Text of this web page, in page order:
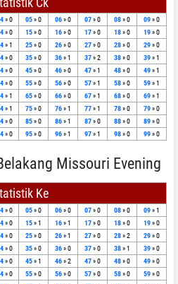
» 0 05» 0 06» 0 07» 0 08» 0 09» 0
» 0 15» 0 16» 0 17» 0 18» 0 19» 0
» 1 25» 0 26» 0 27» 0 28» 0 29» 0
» 0 35» 0 36» 1 37» 2 38» 0 39» 1
» 0 45» 0 46» 0 47» 1 48» 0 49» 1
» 0 55» 0 56» 0 57» 1 58» 0 59» 1
» 1 65» 0 66» 0 67» 1 68» 0 69» 1
» 1 75» 0 76» 1 77» 1 78» 0 79» 0
» 0 85» 0 86» 1 87» 0 88» 0 89» 0
» 0 95» 0 96» 1 97» 1 98» 0 99» 0
Missouri Evening
Ke
» 0 05» 0 06» 0 07» 0 08» 0 09» 1
» 0 15» 1 16» 1 17» 0 18» 0 19» 0
» 0 25» 0 26» 1 27» 0 28» 2 29» 0
» 0 35» 0 36» 0 37» 0 38» 1 39» 0
» 0 45» 1 46» 2 47» 0 48» 0 49» 0
» 0 55» 0 56» 0 57» 0 58» 0 59» 0